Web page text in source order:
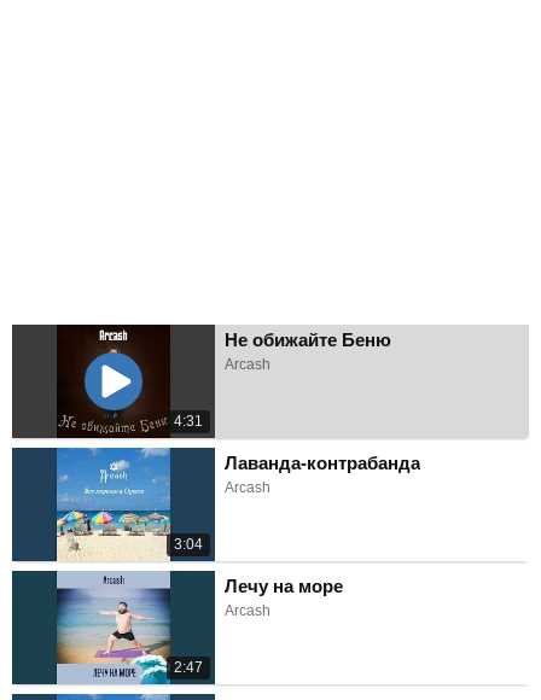
4:31
Не обижайте Беню
Arcash
3:04
Лаванда-контрабанда
Arcash
2:47
Лечу на море
Arcash